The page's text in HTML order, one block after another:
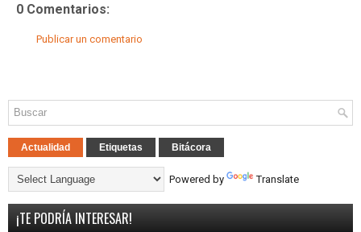
0 Comentarios:
Publicar un comentario
Actualidad Etiquetas Bitácora
Powered by Translate
¡TE PODRÍA INTERESAR!